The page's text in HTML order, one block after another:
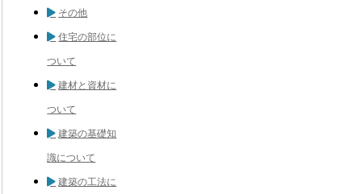
その他
住宅の部位に
ついて
建材と資材に
ついて
建築の基礎知
識について
建築の工法に